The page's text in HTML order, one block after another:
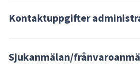
Kontaktuppgifter
Sjukanmälan/